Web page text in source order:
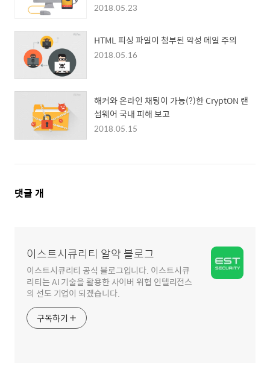
2018.05.23
HTML 피싱 파일이 첨부된 악성 메일 주의
2018.05.16
해커와 온라인 채팅이 가능(?)한 CryptON 랜
섬웨어 국내 피해 보고
2018.05.15
댓
댓글 개
이스트시큐리티 알약 블로그
이스트시큐리티 공식 블로그입니다. 이스트시큐
리티는 AI 기술을 활용한 사이버 위협 인텔리전스
의 선도 기업이 되겠습니다.
구독하기